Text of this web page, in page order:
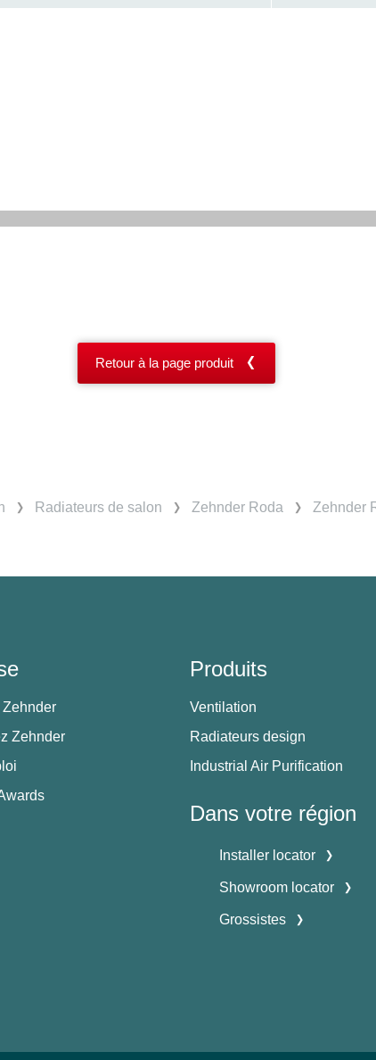
Retour à la page produit
Radiateurs de salon Zehnder Roda
Zehnder
Zehnder
Produits
Ventilation
Radiateurs design
Industrial Air Purification
Dans votre région
Installer locator
Showroom locator
Grossistes